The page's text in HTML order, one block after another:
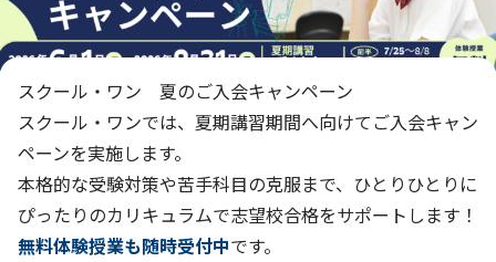
スクール・ワン 夏のご入会キャンペーン
スクール・ワンでは、夏期講習期間へ向けてご入会キャン
ペーンを実施します。
本格的な受験対策や苦手科目の克服まで、ひとりひとりに
ぴったりのカリキュラムで志望校合格をサポートします！
無料体験授業も随時受付中です。